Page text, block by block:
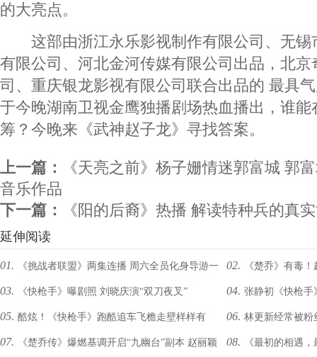
的大亮点。
这部由浙江永乐影视制作有限公司、无锡
有限公司、河北金河传媒有限公司出品，北
司、重庆银龙影视有限公司联合出品的 最具
于今晚湖南卫视金鹰独播剧场热血播出，谁
筹？今晚来《武神赵子龙》寻找答案。
上一篇：
《天亮之前》杨子姗情迷郭富城 郭
音乐作品
下一篇：
《阳的后裔》热播 解读特种兵的真
延伸阅读
01. 《挑战者联盟》两集连播 周六全员化身导游一
路囧途
02. 《楚乔》有毒
03. 《快枪手》曝剧照 刘晓庆演“双刀夜叉” 04. 张静初《快枪手
05. 酷炫！《快枪手》跑酷追车飞檐走壁样样有 06. 林更新经常被粉
07. 《楚乔传》爆燃基调开启“九幽台”副本 赵丽颖 08. 《最初的相遇